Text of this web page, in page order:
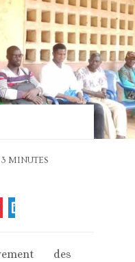
3 MINUTES
des